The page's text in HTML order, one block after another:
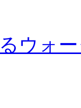
ウォ